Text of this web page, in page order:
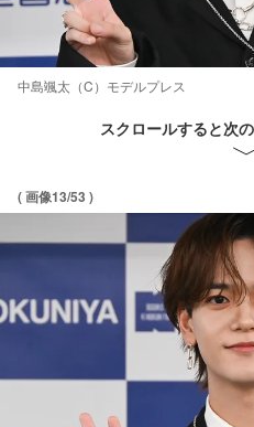
中島颯太（C）モデルプレス
スクロールすると次
( 画像13/53 )